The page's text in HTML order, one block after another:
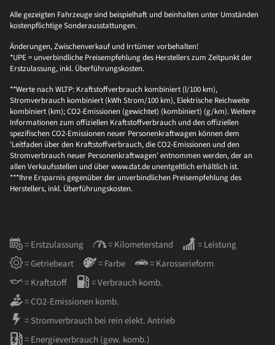
Alle gezeigten Fahrzeuge sind beispielhaft und beinhalten unter Umständen
kostenpflichtige Sonderausstattungen.
Änderungen, Zwischenverkauf und Irrtümer vorbehalten!
*UPE = unverbindliche Preisempfehlung des Herstellers zum Zeitpunkt der
Erstzulassung, inkl. Überführungskosten.
**Werte nach WLTP: Kraftstoffverbrauch kombiniert (l/100 km),
Stromverbrauch kombiniert (kWh Strom/100 km), Elektrische Reichweite
kombiniert (km); CO2-Emissionen (gewichtet) (kombiniert) (g/km). Weitere
Informationen zum offiziellen Kraftstoffverbrauch und den offiziellen
spezifischen CO2-Emissionen neuer Personenkraftwagen können dem
'Leitfaden über den Kraftstoffverbrauch, die CO2-Emissionen und den
Stromverbrauch neuer Personenkraftwagen' entnommen werden, der an
allen Verkaufsstellen und über www.dat.de unentgeltlich erhältlich ist.
***Ihre Ersparnis gegenüber der unverbindlichen Preisempfehlung des
Herstellers, inkl. Überführungskosten.
= Erstzulassung = Kilometerstand
= Leistung
= Getriebeart
= Farbe
= Karosserieform
= Kraftstoff
= Verbrauch komb.
= CO2-Emissionen komb.
= Stromverbrauch bei rein elekt. Antrieb
= Energieverbrauch (gew. komb.)